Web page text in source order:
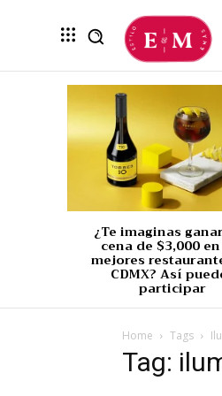
¿Te imaginas
cena de $3,000
mejores
CDMX? Así
participar
Home Tags
Tag: